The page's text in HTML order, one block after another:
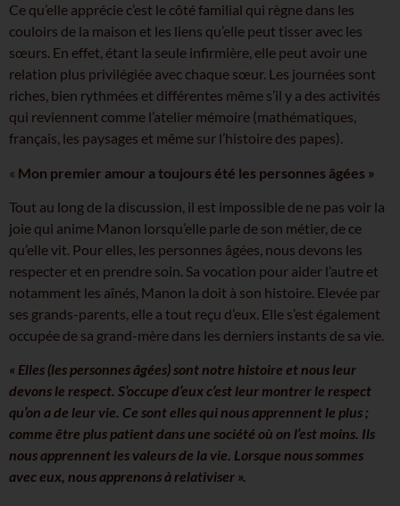
Ce qu’elle apprécie c’est le côté familial qui règne dans les
couloirs de la maison et les liens qu’elle peut tisser avec les
sœurs. En effet, étant la seule infirmière, elle peut avoir une
relation plus privilégiée avec chaque sœur. Les journées sont
riches, bien rythmées et différentes même s’il y a des activités
qui reviennent comme l’atelier mémoire (mathématiques,
français, les paysages et même sur l’histoire des papes).
« Mon premier amour a toujours été les personnes âgées »
Tout au long de la discussion, il est impossible de ne pas voir la
joie qui anime Manon lorsqu’elle parle de son métier, de ce
qu’elle vit. Pour elles, les personnes âgées, nous devons les
respecter et en prendre soin. Sa vocation pour aider l’autre et
notamment les aînés, Manon la doit à son histoire. Elevée par
ses grands-parents, elle a tout reçu d’eux. Elle s’est également
occupée de sa grand-mère dans les derniers instants de sa vie.
« Elles (les personnes âgées) sont notre histoire et nous leur
devons le respect. S’occupe d’eux c’est leur montrer le respect
qu’on a de leur vie. Ce sont elles qui nous apprennent le plus ;
comme être plus patient dans une société où on l’est moins. Ils
nous apprennent les valeurs de la vie. Lorsque nous sommes
avec eux, nous apprenons à relativiser ».